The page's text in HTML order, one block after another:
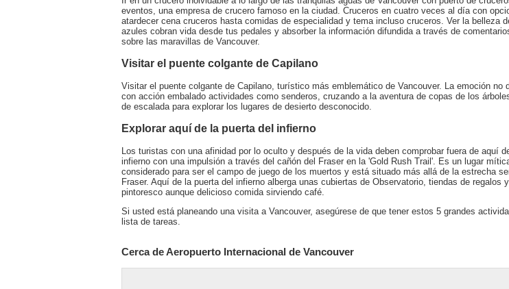
eventos, una empresa de crucero famoso en la ciudad. Cruceros en cuatro veces al día con
atardecer cena cruceros hasta comidas de especialidad y tema incluso cruceros. Ver la belleza
azules cobran vida desde tus pedales y absorber la información difundida a través de
sobre las maravillas de Vancouver.
Visitar el puente colgante de Capilano
Visitar el puente colgante de Capilano, turístico más emblemático de Vancouver. La emoción no
con acción embalado actividades como senderos, cruzando a la aventura de copas de los
de escalada para explorar los lugares de desierto desconocido.
Explorar aquí de la puerta del infierno
Los turistas con una afinidad por lo oculto y después de la vida deben comprobar fuera de aquí
infierno con una impulsión a través del cañón del Fraser en la 'Gold Rush Trail'. Es un lugar
considerado para ser el campo de juego de los muertos y está situado más allá de la estrecha
Fraser. Aquí de la puerta del infierno alberga unas cubiertas de Observatorio, tiendas de regalos
pintoresco aunque delicioso comida sirviendo café.
Si usted está planeando una visita a Vancouver, asegúrese de que tener estos 5 grandes
lista de tareas.
Cerca de Aeropuerto Internacional de Vancouver